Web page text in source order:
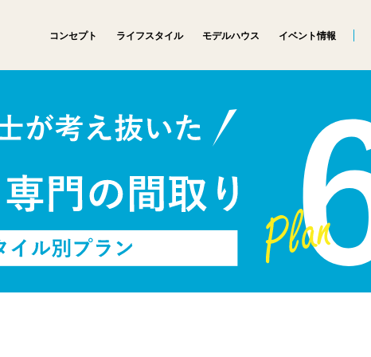
コンセプト ライフスタイル モデルハウス イベント情報